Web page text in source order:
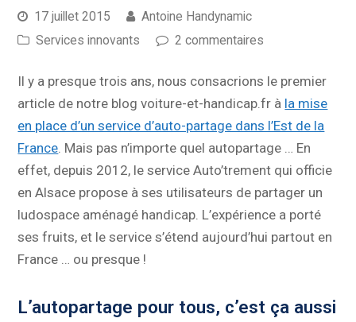
17 juillet 2015
Antoine Handynamic
Services innovants
2 commentaires
Il y a presque trois ans, nous consacrions le premier
article de notre blog voiture-et-handicap.fr à la mise
en place d’un service d’auto-partage dans l’Est de la
France. Mais pas n’importe quel autopartage … En
effet, depuis 2012, le service Auto’trement qui officie
en Alsace propose à ses utilisateurs de partager un
ludospace aménagé handicap. L’expérience a porté
ses fruits, et le service s’étend aujourd’hui partout en
France … ou presque !
L’autopartage pour tous, c’est ça aussi